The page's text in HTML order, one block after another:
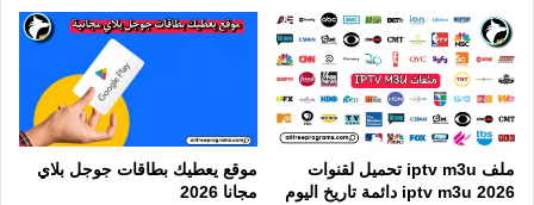
ملف iptv m3u تحميل لقنوات
iptv m3u 2026 دائمة تاريخ اليوم
موقع يعطيك بطاقات جوجل بلاي
مجانا 2026